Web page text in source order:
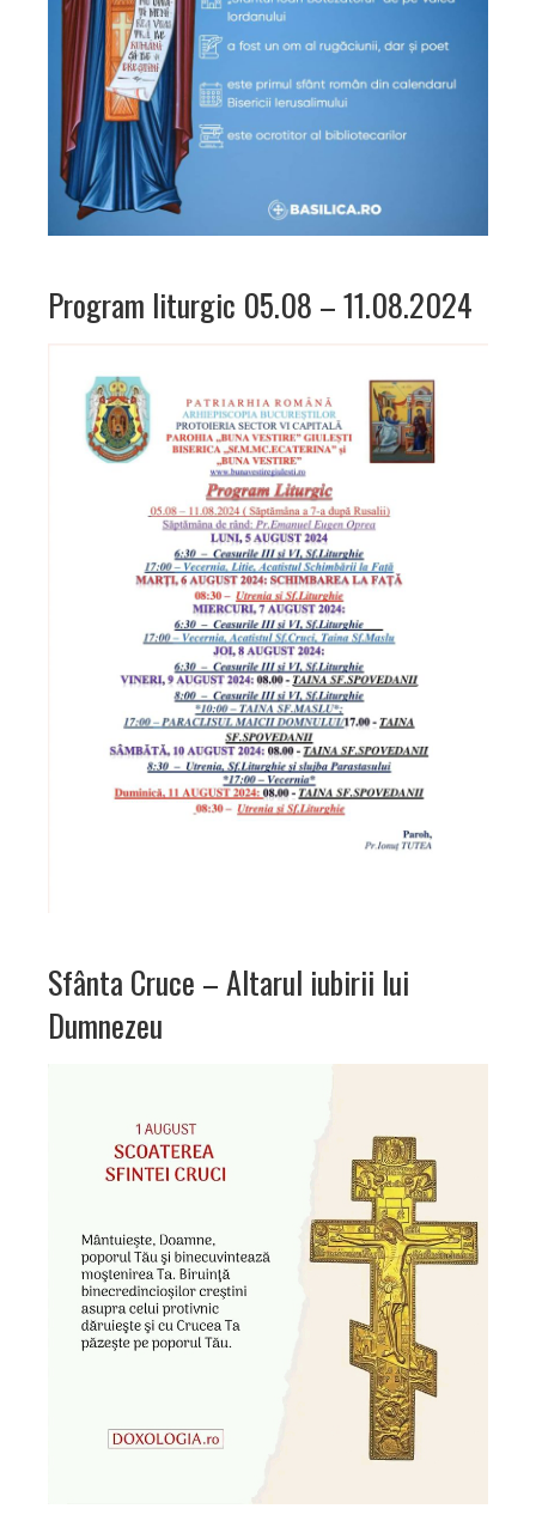
Program liturgic 05.08 – 11.08.2024
Sfânta Cruce – Altarul iubirii lui
Dumnezeu